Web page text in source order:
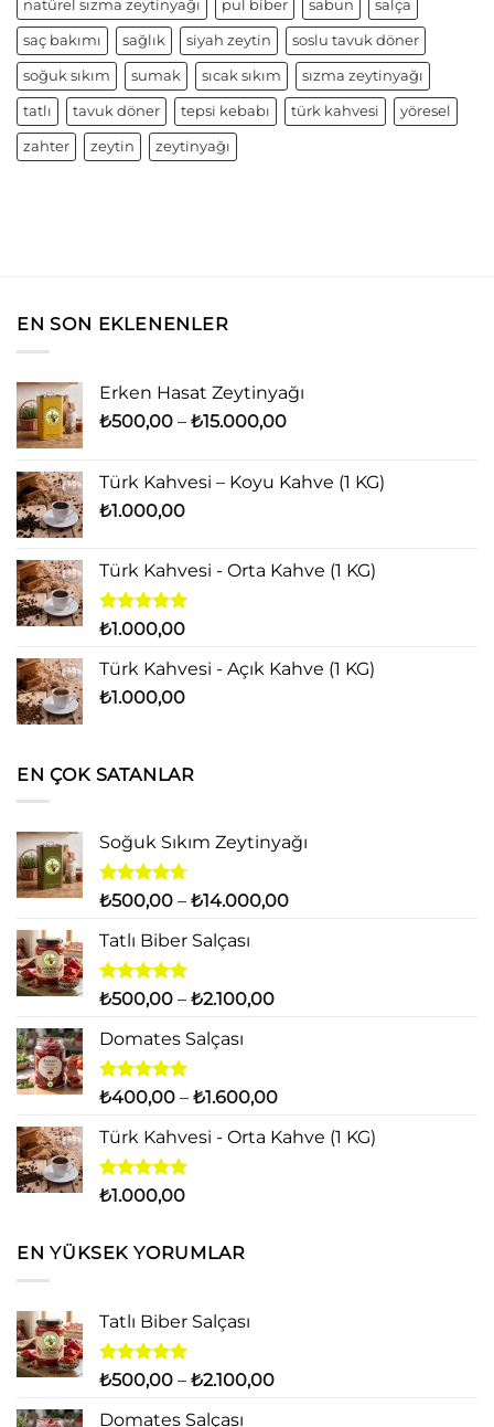
natürel sızma zeytinyağı pul biber sabun salça
saç bakımı sağlık siyah zeytin soslu tavuk döner
soğuk sıkım sumak sıcak sıkım sızma zeytinyağı
tatlı tavuk döner tepsi kebabı türk kahvesi yöresel
zahter zeytin zeytinyağı
EN SON EKLENENLER
Erken Hasat Zeytinyağı
₺500,00 – ₺15.000,00Fiyat
-
Türk Kahvesi – Koyu Kahve (1 KG)
₺1.000,00
Türk Kahvesi - Orta Kahve (1 KG)
5 üzerinden
aldı
₺1.000,00
Türk Kahvesi - Açık Kahve (1 KG)
₺1.000,00
EN ÇOK SATANLAR
Soğuk Sıkım Zeytinyağı
5
üzerinden
4.71oy
aldı
₺500,00 – ₺14.000,00Fiyat
Tatlı Biber Salçası
5 üzerinden
oy
aldı
₺500,00 – ₺2.100,00Fiyat
₺2.100,00
Domates Salçası
5 üzerinden
oy
aldı
₺400,00 – ₺1.600,00Fiyat
₺400,00
Türk Kahvesi - Orta Kahve (1 KG)
5 üzerinden
₺1.000,00
EN YÜKSEK YORUMLAR
Tatlı Biber Salçası
5 üzerinden
oy
aldı
₺500,00 – ₺2.100,00Fiyat
Domates Salçası